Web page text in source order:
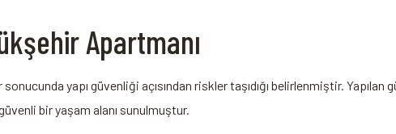
Apartmanı
yapı güvenliği açısından ⁣riskler taşıdığı belirlenmiştir. Yapılan
bir yaşam alanı sunulmuştur.